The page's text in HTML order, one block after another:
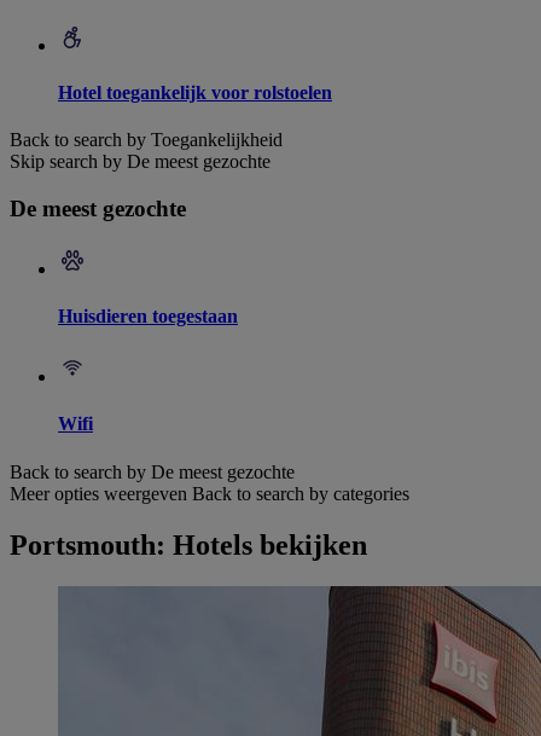
Hotel toegankelijk voor rolstoelen
Back to search by Toegankelijkheid
Skip search by De meest gezochte
De meest gezochte
Huisdieren toegestaan
Wifi
Back to search by De meest gezochte
Meer opties weergeven Back to search by categories
Portsmouth: Hotels bekijken